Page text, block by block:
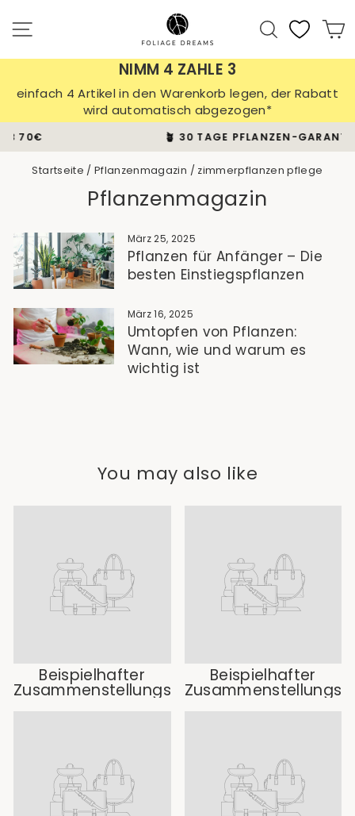
zum
Inhalt
Suche
NIMM 4 ZAHLE 3
einfach 4 Artikel in den Warenkorb legen, der Rabatt
wird automatisch abgezogen*
Pause
Diashow
🪴 30 TAGE PFLANZEN-GARANTIE
Startseite / Pflanzenmagazin / zimmerpflanzen pflege
Pflanzenmagazin
März 25, 2025
Pflanzen für Anfänger – Die
besten Einstiegspflanzen
März 16, 2025
Umtopfen von Pflanzen:
Wann, wie und warum es
wichtig ist
You may also like
Beispielhafter
Zusammenstellungstitel
Beispielhafter